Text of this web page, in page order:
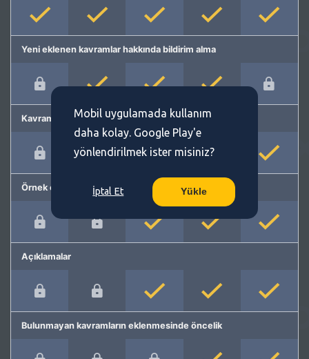
Yeni eklenen kavramlar hakkında bildirim alma
Kavram önerme
Örnek cümleler
Açıklamalar
Bulunmayan kavramların eklenmesinde öncelik
Mobil uygulamada kullanım
daha kolay. Google Play'e
yönlendirilmek ister misiniz?
İptal Et Yükle